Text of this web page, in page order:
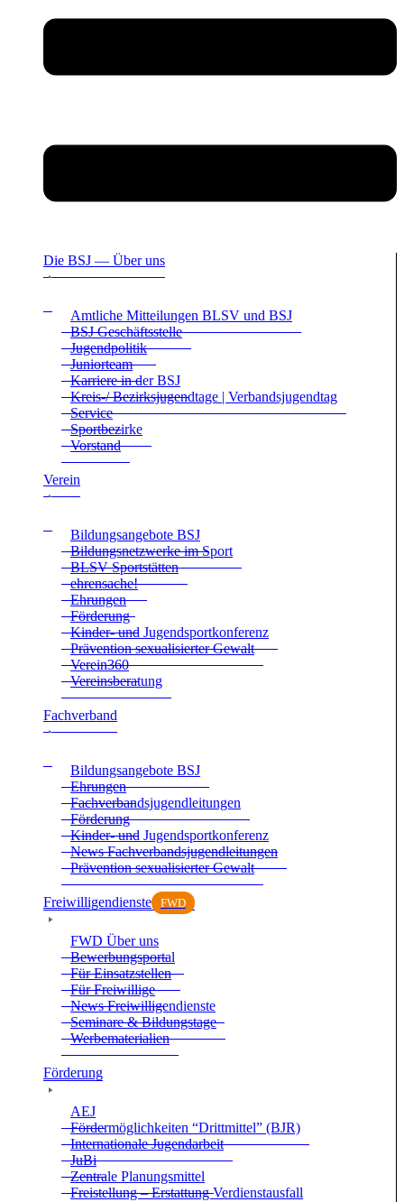
Die BSJ — Über uns
Amt­li­che Mit­tei­lun­gen BLSV und BSJ
BSJ Geschäfts­stelle
Jugend­po­li­tik
Juni­or­team
Kar­riere in der BSJ
Kreis-/ Bezirks­ju­gend­tage | Ver­bands­ju­gend­tag
Ser­vice
Sport­be­zirke
Vor­stand
Ver­ein
Bil­dungs­an­ge­bote BSJ
Bil­dungs­netz­werke im Sport
BLSV Sport­stät­ten
ehren­sa­che!
Ehrun­gen
För­de­rung
Kin­der- und Jugend­sport­kon­fe­renz
Prä­ven­tion sexua­li­sier­ter Gewalt
Verein360
Ver­eins­be­ra­tung
Fach­ver­band
Bil­dungs­an­ge­bote BSJ
Ehrun­gen
Fach­ver­bands­ju­gend­lei­tun­gen
För­de­rung
Kin­der- und Jugend­sport­kon­fe­renz
News Fach­ver­bands­ju­gend­lei­tun­gen
Prä­ven­tion sexua­li­sier­ter Gewalt
Frei­wil­li­gen­dienste FWD
FWD Über uns
Bewer­bungs­por­tal
Für Ein­satz­stel­len
Für Frei­wil­lige
News Frei­wil­li­gen­dienste
Semi­nare & Bil­dungs­tage
Wer­be­ma­te­ria­lien
För­de­rung
AEJ
För­der­mög­lich­kei­ten “Dritt­mit­tel” (BJR)
Inter­na­tio­nale Jugend­ar­beit
JuBi
Zen­trale Pla­nungs­mit­tel
Frei­stel­lung – Erstat­tung Ver­dienst­aus­fall